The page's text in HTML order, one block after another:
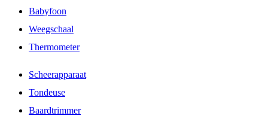
Babyfoon
Weegschaal
Thermometer
Scheerapparaat
Tondeuse
Baardtrimmer